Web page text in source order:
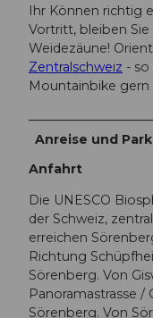
Ihr Können richtig
Vortritt, bleiben Sie
Weidezäune!
Zentralschweiz -
Mountainbike gern
Anreise und
Anfahrt
Die UNESCO
der Schweiz,
erreichen
Richtung
Sörenberg. Von
Panoramastrasse /
Sörenberg. Von